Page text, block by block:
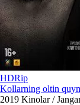
HDRip
Kollarning oltin
2019 Kinolar /